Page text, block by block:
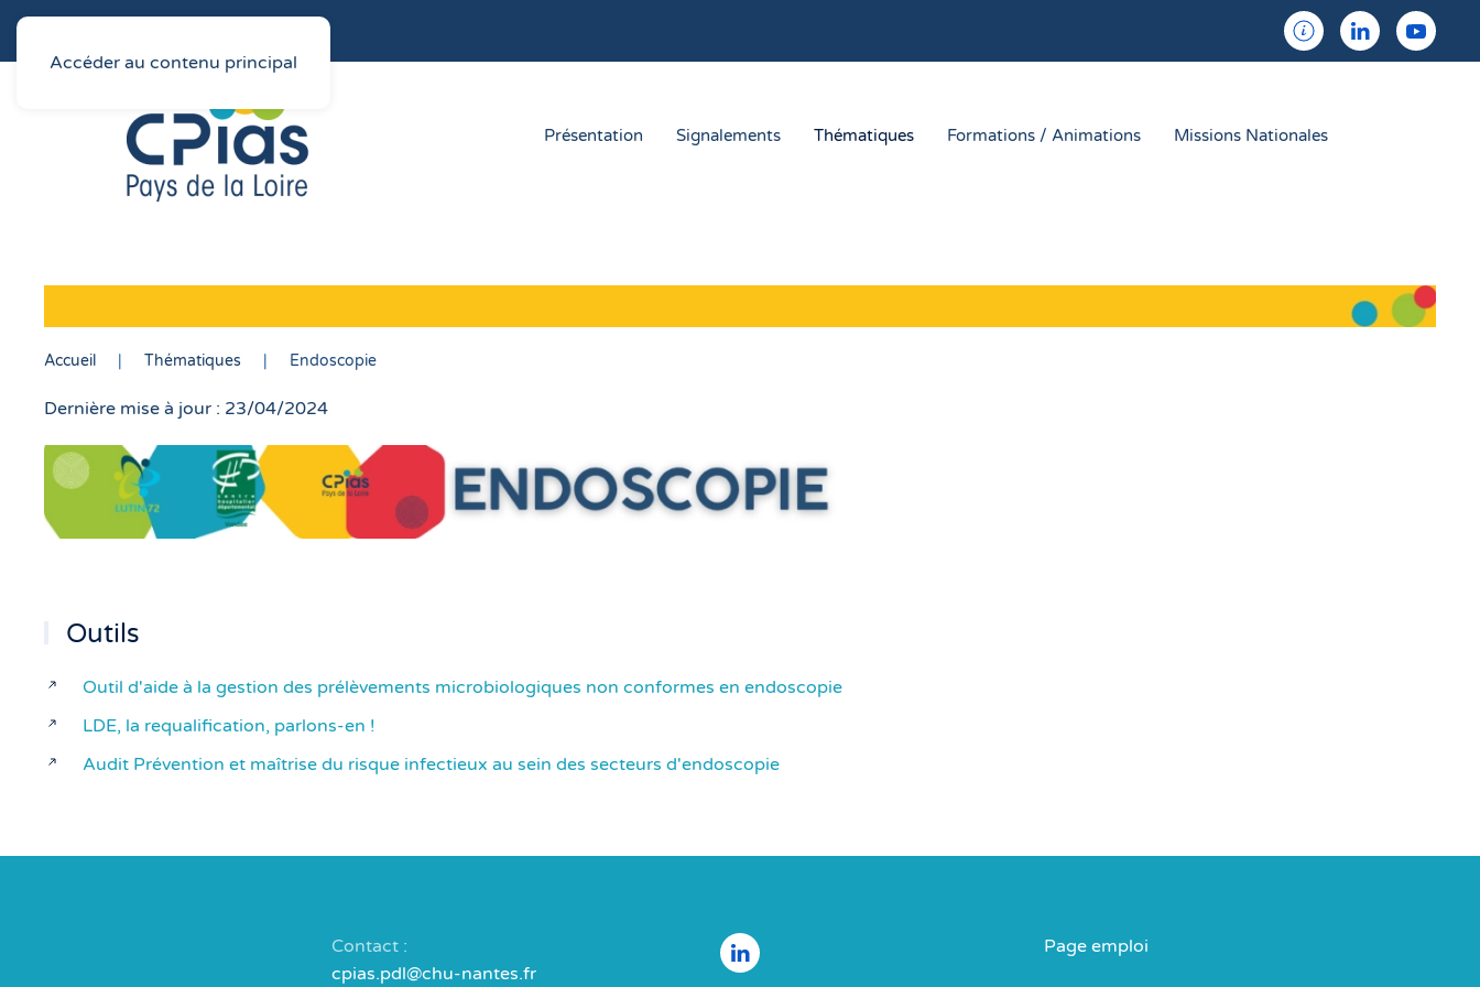
Accéder au contenu principal
Présentation Signalements Thématiques Formations / Animations Missions Nationales
Accueil Thématiques Endoscopie
Dernière mise à jour : 23/04/2024
Outils
Outil d'aide à la gestion des prélèvements microbiologiques non conformes en endoscopie
LDE, la requalification, parlons-en !
Audit Prévention et maîtrise du risque infectieux au sein des secteurs d'endoscopie
Contact :
cpias.pdl@chu-nantes.fr
Page emploi